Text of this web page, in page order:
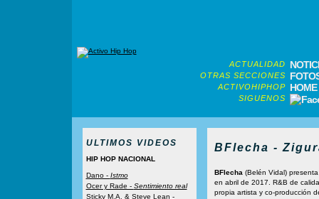
ACTUALIDAD
OTRAS SECCIONES
ACTIVOHIPHOP HOME
SIGUENOS
ULTIMOS VIDEOS
HIP HOP NACIONAL
Dano - Istmo
Ocer y Rade - Sentimiento real
Sticky M.A. & Steve Lean -
BFlecha -
BFlecha (Belén Vidal)
en abril de 2017. R&B de
propia artista y co-producción